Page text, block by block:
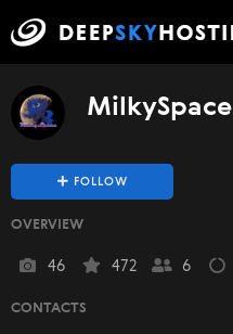
MilkySpace
FOLLOW
OVERVIEW
46 472 6
CONTACTS